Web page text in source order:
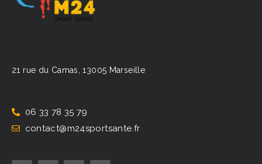
21 rue du Camas, 13005 Marseille
06 33 78 35 79
contact@m24sportsante.fr